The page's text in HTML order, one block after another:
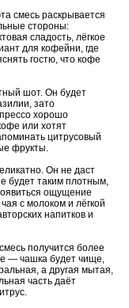
смесь раскрывается
стороны:
сладость, лёгкое
для кофейни, где
гостю, что кофе
шот. Он будет
зато
хорошо
или хотят
цитрусовый
фрукты.
Он не даст
будет таким плотным,
ощущение
с молоком и лёгкой
напитков и
получится более
— чашка будет чище,
а другая мытая,
часть даёт